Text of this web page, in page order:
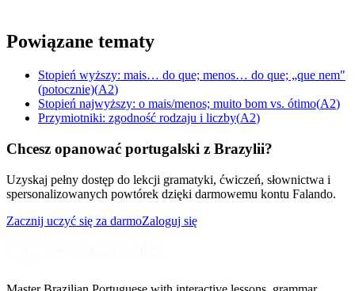
Powiązane tematy
Stopień wyższy: mais… do que; menos… do que; „que nem"
(potocznie)(A2)
Stopień najwyższy: o mais/menos; muito bom vs. ótimo(A2)
Przymiotniki: zgodność rodzaju i liczby(A2)
Chcesz opanować portugalski z Brazylii?
Uzyskaj pełny dostęp do lekcji gramatyki, ćwiczeń, słownictwa i
spersonalizowanych powtórek dzięki darmowemu kontu Falando.
Zacznij uczyć się za darmoZaloguj się